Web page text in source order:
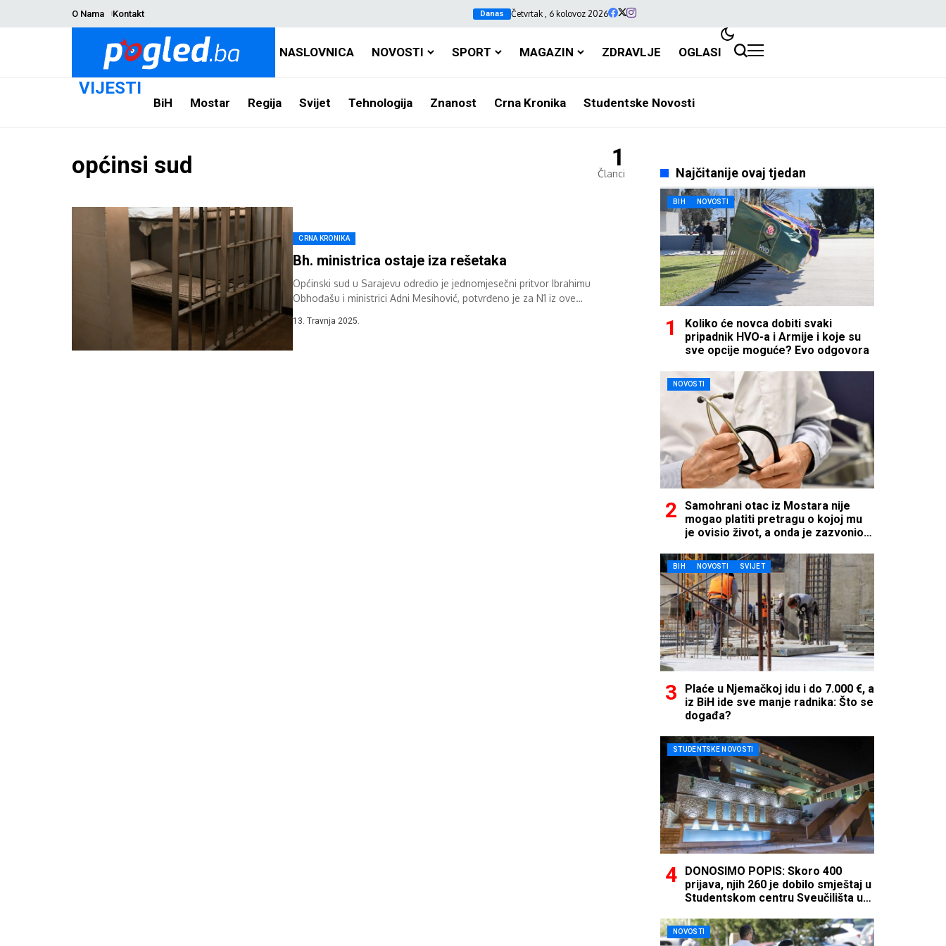
O Nama Kontakt Danas Četvrtak , 6 kolovoz 2026
NASLOVNICA NOVOSTI SPORT MAGAZIN ZDRAVLJE OGLASI
VIJESTI
BiH Mostar Regija Svijet Tehnologija Znanost Crna Kronika Studentske Novosti
općinsi sud 1
Članci
CRNA KRONIKA
Bh. ministrica ostaje iza rešetaka
Općinski sud u Sarajevu odredio je jednomjesečni pritvor Ibrahimu
Obhođašu i ministrici Adni Mesihović, potvrđeno je za N1 iz ove
13. Travnja 2025.
Najčitanije ovaj tjedan
BIH NOVOSTI
Koliko će novca dobiti svaki
pripadnik HVO-a i Armije i koje su
sve opcije moguće? Evo odgovora
NOVOSTI
Samohrani otac iz Mostara nije
mogao platiti pretragu o kojoj mu
je ovisio život, a onda je zazvonio
BIH NOVOSTI SVIJET
Plaće u Njemačkoj idu i do 7.000 €, a
iz BiH ide sve manje radnika: Što se
događa?
STUDENTSKE NOVOSTI
DONOSIMO POPIS: Skoro 400
prijava, njih 260 je dobilo smještaj u
Studentskom centru Sveučilišta u
NOVOSTI